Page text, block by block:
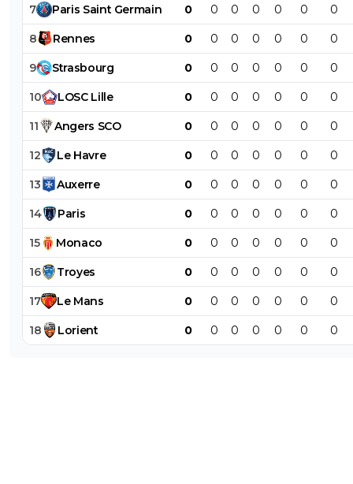
7 Paris Saint Germain 0 0 0 0 0 0 0
8 Rennes 0 0 0 0 0 0 0
9 Strasbourg 0 0 0 0 0 0 0
10 LOSC Lille 0 0 0 0 0 0 0
11 Angers SCO 0 0 0 0 0 0 0
12 Le Havre 0 0 0 0 0 0 0
13 Auxerre 0 0 0 0 0 0 0
14 Paris 0 0 0 0 0 0 0
15 Monaco 0 0 0 0 0 0 0
16 Troyes 0 0 0 0 0 0 0
17 Le Mans 0 0 0 0 0 0 0
18 Lorient 0 0 0 0 0 0 0